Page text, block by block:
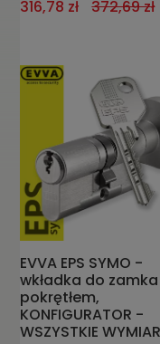
316,78 zł 372,69 zł
EVVA EPS SYMO -
wkładka do zamka
pokrętłem,
KONFIGURATOR -
WSZYSTKIE